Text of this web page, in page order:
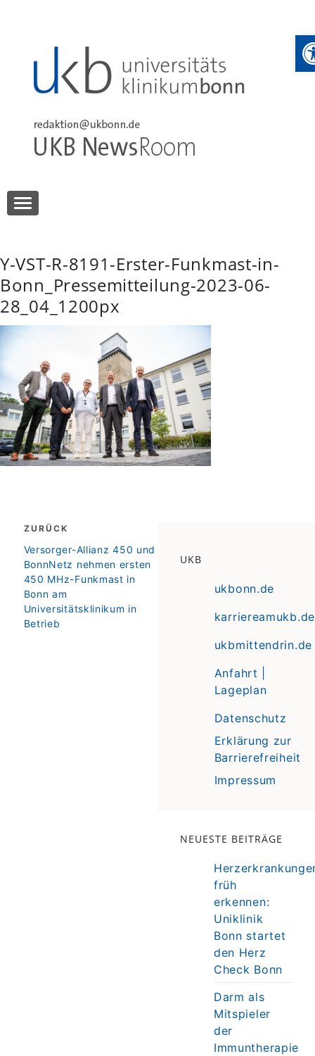
UKB NewsRoom
Y-VST-R-8191-Erster-Funkmast-in-
Bonn_Pressemitteilung-2023-06-
28_04_1200px
Beitragsnavigation
ZURÜCK
zurück
Versorger-Allianz 450 und
BonnNetz nehmen ersten
450 MHz-Funkmast in
Bonn am
Universitätsklinikum in
Betrieb
UKB
ukbonn.de
karriereamukb.de
ukbmittendrin.de
Anfahrt |
Lageplan
Datenschutz
Erklärung zur
Barrierefreiheit
Impressum
NEUESTE BEITRÄGE
früh
erkennen:
Uniklinik
Bonn startet
den Herz
Check Bonn
Darm als
Mitspieler
der
Immuntherapie